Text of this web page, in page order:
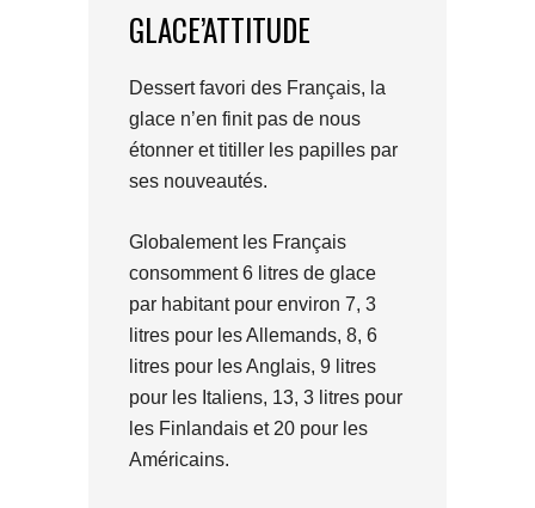
GLACE’ATTITUDE
Dessert favori des Français, la
glace n’en finit pas de nous
étonner et titiller les papilles par
ses nouveautés.
Globalement les Français
consomment 6 litres de glace
par habitant pour environ 7, 3
litres pour les Allemands, 8, 6
litres pour les Anglais, 9 litres
pour les Italiens, 13, 3 litres pour
les Finlandais et 20 pour les
Américains.